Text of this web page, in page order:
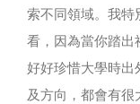
索不同領域。我特
看，因為當你踏出
好好珍惜大學時出
及方向，都會有很